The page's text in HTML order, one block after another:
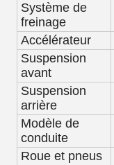
Système de
freinage
Accélérateur
Suspension
avant
Suspension
arrière
Modèle de
conduite
Roue et pneus